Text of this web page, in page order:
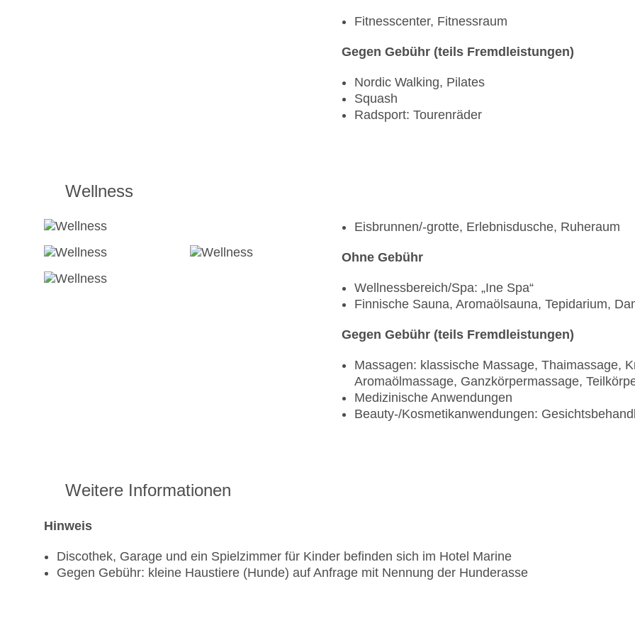
Fitnesscenter, Fitnessraum
Gegen Gebühr (teils Fremdleistungen)
Nordic Walking, Pilates
Squash
Radsport: Tourenräder
Wellness
Eisbrunnen/-grotte, Erlebnisdusche, Ruheraum
Ohne Gebühr
Wellnessbereich/Spa: „Ine Spa“
Finnische Sauna, Aromaölsauna, Tepidarium,
Gegen Gebühr (teils Fremdleistungen)
Massagen: klassische Massage, Thaimassage,
Aromaölmassage, Ganzkörpermassage,
Medizinische Anwendungen
Beauty-/Kosmetikanwendungen:
Weitere Informationen
Hinweis
Discothek, Garage und ein Spielzimmer für Kinder befinden sich im Hotel Marine
Gegen Gebühr: kleine Haustiere (Hunde) auf Anfrage mit Nennung der Hunderasse